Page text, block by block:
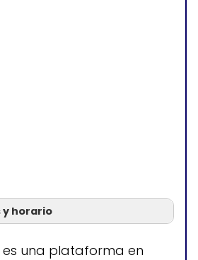
y horario
es una plataforma en